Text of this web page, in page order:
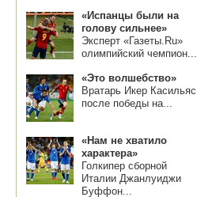
«Испанцы были на
голову сильнее»
Эксперт «Газеты.Ru»
олимпийский чемпион...
«Это волшебство»
Вратарь Икер Касильяс
после победы на...
«Нам не хватило
характера»
Голкипер сборной
Италии Джанлуиджи
Буффон...